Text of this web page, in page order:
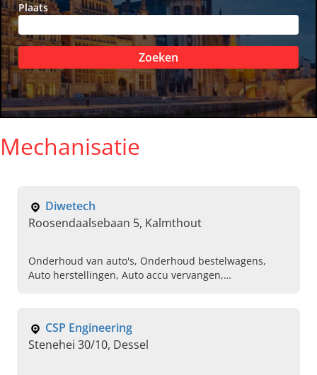
Plaats
Zoeken
Mechanisatie
Diwetech
Roosendaalsebaan 5, Kalmthout
Onderhoud van auto's, Onderhoud bestelwagens,
Auto herstellingen, Auto accu vervangen,
CSP Engineering
Stenehei 30/10, Dessel